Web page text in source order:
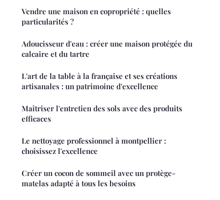
Vendre une maison en copropriété : quelles
particularités ?
Adoucisseur d'eau : créer une maison protégée du
calcaire et du tartre
L'art de la table à la française et ses créations
artisanales : un patrimoine d'excellence
Maîtriser l'entretien des sols avec des produits
efficaces
Le nettoyage professionnel à montpellier :
choisissez l'excellence
Créer un cocon de sommeil avec un protège-
matelas adapté à tous les besoins